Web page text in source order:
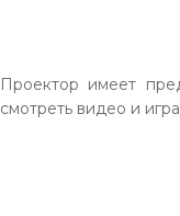
Проектор имеет
смотреть видео и